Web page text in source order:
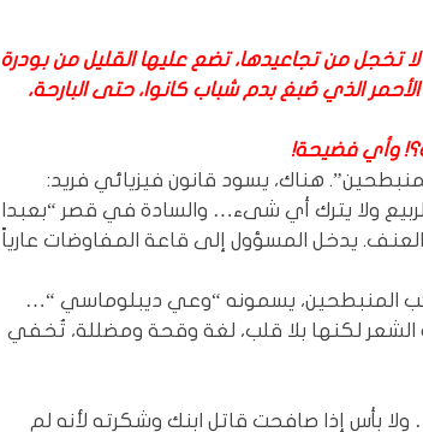
تخجل من تجاعيدها، تضع عليها القليل من بودرة
الذي صُبغ بدم شباب كانوا، حتى البارحة،
وأي فضيحة!
هناك، يسود قانون فيزيائي فريد:
ولا يترك أي شىء… والسادة في قصر “بعبدا
يدخل المسؤول إلى قاعة المفاوضات عارياً
المنبطحين، يسمونه “وعي ديبلوماسي “…
لكنها بلا قلب، لغة وقحة ومضللة، تُخفي
بأس إذا صافحت قاتل ابنك وشكرته لأنه لم